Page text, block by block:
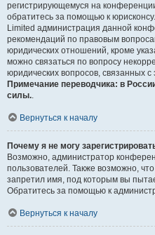
регистрирующемуся на
обратитесь за помощью к
Limited администрация данной
рекомендаций по правовым
юридических отношений, кроме
можно связаться по вопросу
юридических вопросов, связанных
Примечание переводчика: в
силы.
Вернуться к началу
Почему я не могу
Возможно, администратор
пользователей. Также возможно,
запретил имя, под которым вы
Обратитесь за помощью к
Вернуться к началу